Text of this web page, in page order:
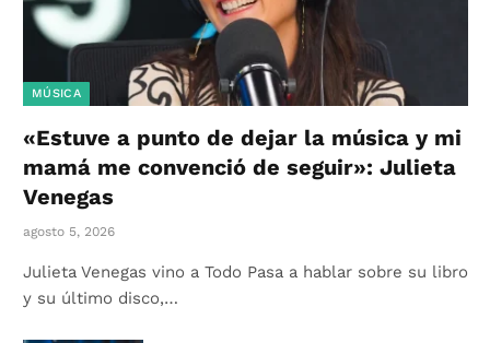
MÚSICA
«Estuve a punto de dejar la música y mi
mamá me convenció de seguir»: Julieta
Venegas
agosto 5, 2026
Julieta Venegas vino a Todo Pasa a hablar sobre su libro
y su último disco,…